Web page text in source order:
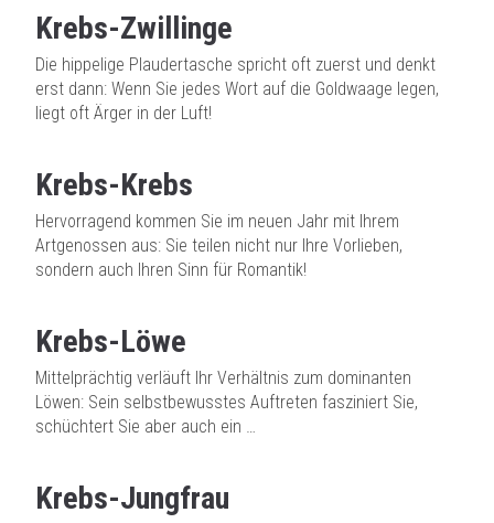
Krebs-Zwillinge
Die hippelige Plaudertasche spricht oft zuerst und denkt
erst dann: Wenn Sie jedes Wort auf die Goldwaage legen,
liegt oft Ärger in der Luft!
Krebs-Krebs
Hervorragend kommen Sie im neuen Jahr mit Ihrem
Artgenossen aus: Sie teilen nicht nur Ihre Vorlieben,
sondern auch Ihren Sinn für Romantik!
Krebs-Löwe
Mittelprächtig verläuft Ihr Verhältnis zum dominanten
Löwen: Sein selbstbewusstes Auftreten fasziniert Sie,
schüchtert Sie aber auch ein …
Krebs-Jungfrau